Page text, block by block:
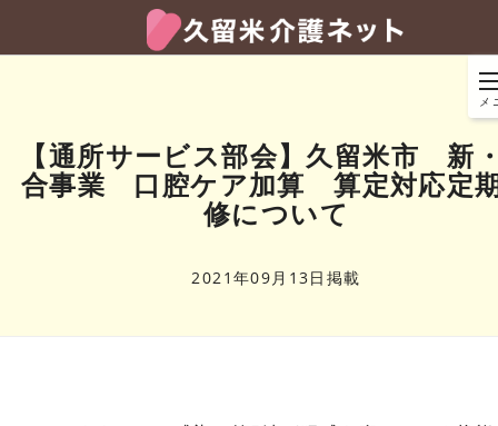
メ
【通所サービス部会】久留米市 新
合事業 口腔ケア加算 算定対応定
修について
2021年09月13日掲載